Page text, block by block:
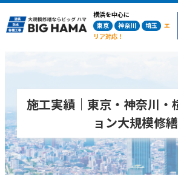
横浜を中心に
東京
神奈川 埼玉
エ
リア対応！
施工実績｜東京・神奈川・
ョン大規模修繕